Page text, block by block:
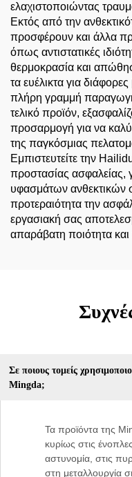
ελαχιστοποιώντας
Εκτός από την
προσφέρουν και άλλα
όπως αντιστατικές
θερμοκρασία και
τα ευέλικτα για
πλήρη γραμμή
τελικό προϊόν,
προσαρμογή για να
της παγκόσμιας
Εμπιστευτείτε την
προστασίας ασφαλείας,
υφασμάτων ανθεκτικών
προτεραιότητα την
εργασιακή σας
απαράβατη ποιότητα
Σε ποιους τομείς
Mingda;
Τα προϊόντα της
κυρίως στις
αστυνομία, στις
στη μεταλλουργία